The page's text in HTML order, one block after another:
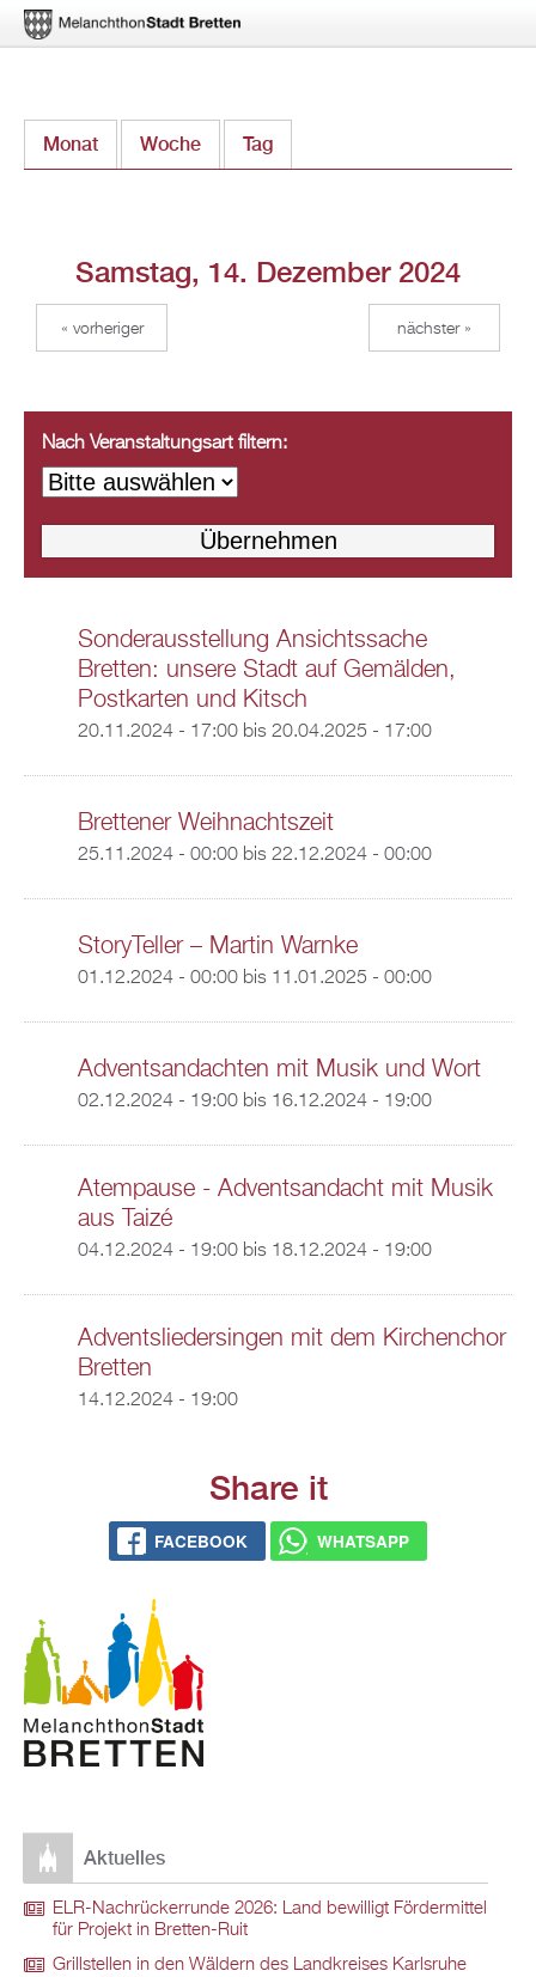
zum
Monat Woche Tag
Samstag, 14. Dezember 2024
« vorheriger nächster »
Nach Veranstaltungsart filtern:
Sonderausstellung Ansichtssache
Bretten: unsere Stadt auf Gemälden,
Postkarten und Kitsch
20.11.2024 - 17:00bis 20.04.2025 - 17:00
Brettener Weihnachtszeit
25.11.2024 - 00:00bis 22.12.2024 - 00:00
StoryTeller – Martin Warnke
01.12.2024 - 00:00bis 11.01.2025 - 00:00
Adventsandachten mit Musik und Wort
02.12.2024 - 19:00bis 16.12.2024 - 19:00
Atempause - Adventsandacht mit Musik
aus Taizé
04.12.2024 - 19:00bis 18.12.2024 - 19:00
Adventsliedersingen mit dem Kirchenchor
Bretten
14.12.2024 - 19:00
Share it
FACEBOOK WHATSAPP
Aktuelles
ELR-Nachrückerrunde 2026: Land bewilligt Fördermittel
für Projekt in Bretten-Ruit
Grillstellen in den Wäldern des Landkreises Karlsruhe